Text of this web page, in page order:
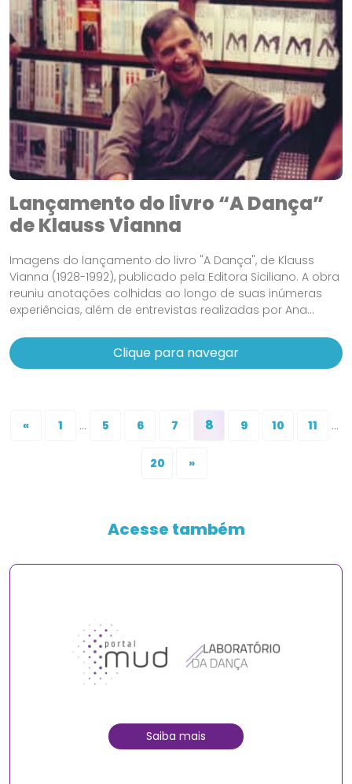
Lançamento do livro “A Dança”
de Klauss Vianna
Imagens do lançamento do livro "A Dança", de Klauss
Vianna (1928-1992), publicado pela Editora Siciliano. A obra
reuniu anotações colhidas ao longo de suas inúmeras
experiências, além de entrevistas realizadas por Ana...
Clique para navegar
« 1 ... 5 6 7 8 9 10 11 ...
20 »
Acesse também
Saiba mais